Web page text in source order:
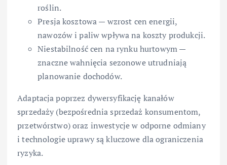
roślin.
Presja kosztowa — wzrost cen energii,
nawozów i paliw wpływa na koszty produkcji.
Niestabilność cen na rynku hurtowym —
znaczne wahnięcia sezonowe utrudniają
planowanie dochodów.
Adaptacja poprzez dywersyfikację kanałów
sprzedaży (bezpośrednia sprzedaż konsumentom,
przetwórstwo) oraz inwestycje w odporne odmiany
i technologie uprawy są kluczowe dla ograniczenia
ryzyka.